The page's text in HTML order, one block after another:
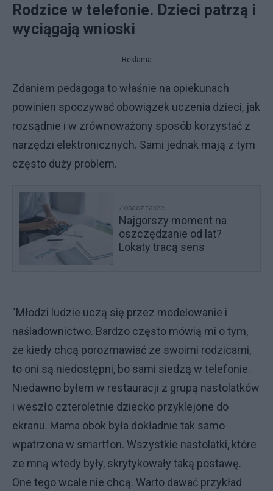
Rodzice w telefonie. Dzieci patrzą i
wyciągają wnioski
Reklama
Zdaniem pedagoga to właśnie na opiekunach
powinien spoczywać obowiązek uczenia dzieci, jak
rozsądnie i w zrównoważony sposób korzystać z
narzędzi elektronicznych. Sami jednak mają z tym
często duży problem.
Zobacz także
Najgorszy moment na
oszczędzanie od lat?
Lokaty tracą sens
"Młodzi ludzie uczą się przez modelowanie i
naśladownictwo. Bardzo często mówią mi o tym,
że kiedy chcą porozmawiać ze swoimi rodzicami,
to oni są niedostępni, bo sami siedzą w telefonie.
Niedawno byłem w restauracji z grupą nastolatków
i weszło czteroletnie dziecko przyklejone do
ekranu. Mama obok była dokładnie tak samo
wpatrzona w smartfon. Wszystkie nastolatki, które
ze mną wtedy były, skrytykowały taką postawę.
One tego wcale nie chcą. Warto dawać przykład